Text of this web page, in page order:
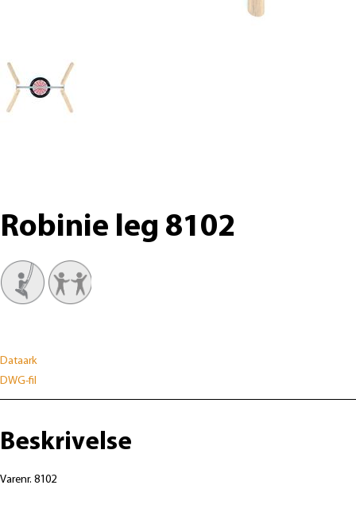
Robinie leg 8102
Dataark
DWG-fil
Beskrivelse
Varenr. 8102